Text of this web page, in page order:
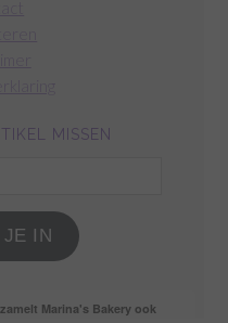
MISSEN
JE IN
Marina's Bakery ook